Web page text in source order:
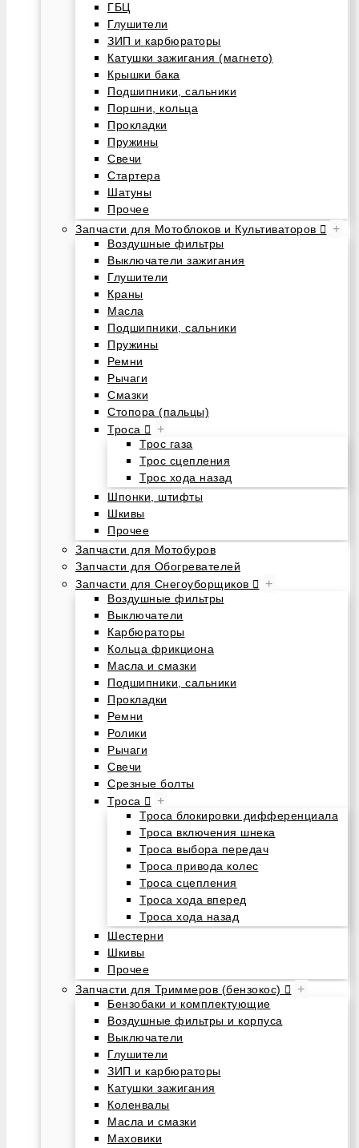
ГБЦ
Глушители
ЗИП и карбюраторы
Катушки зажигания (магнето)
Крышки бака
Подшипники, сальники
Поршни, кольца
Прокладки
Пружины
Свечи
Стартера
Шатуны
Прочее
Запчасти для Мотоблоков и Культиваторов
+
Воздушные фильтры
Выключатели зажигания
Глушители
Краны
Масла
Подшипники, сальники
Пружины
Ремни
Рычаги
Смазки
Стопора (пальцы)
Троса
+
Трос газа
Трос сцепления
Трос хода назад
Шпонки, штифты
Шкивы
Прочее
Запчасти для Мотобуров
Запчасти для Обогревателей
Запчасти для Снегоуборщиков
+
Воздушные фильтры
Выключатели
Карбюраторы
Кольца фрикциона
Масла и смазки
Подшипники, сальники
Прокладки
Ремни
Ролики
Рычаги
Свечи
Срезные болты
Троса
+
Троса блокировки дифференциала
Троса включения шнека
Троса выбора передач
Троса привода колес
Троса сцепления
Троса хода вперед
Троса хода назад
Шестерни
Шкивы
Прочее
Запчасти для Триммеров (бензокос)
+
Бензобаки и комплектующие
Воздушные фильтры и корпуса
Выключатели
Глушители
ЗИП и карбюраторы
Катушки зажигания
Коленвалы
Масла и смазки
Маховики